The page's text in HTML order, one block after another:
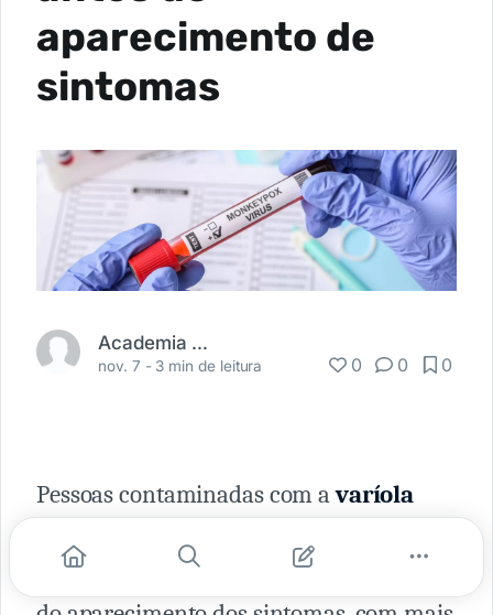
aparecimento de
sintomas
Academia Médica
nov. 7 - 3 min de leitura 0 0 0
Pessoas contaminadas com avaríola
transmitir o vírus até quatro dias antes